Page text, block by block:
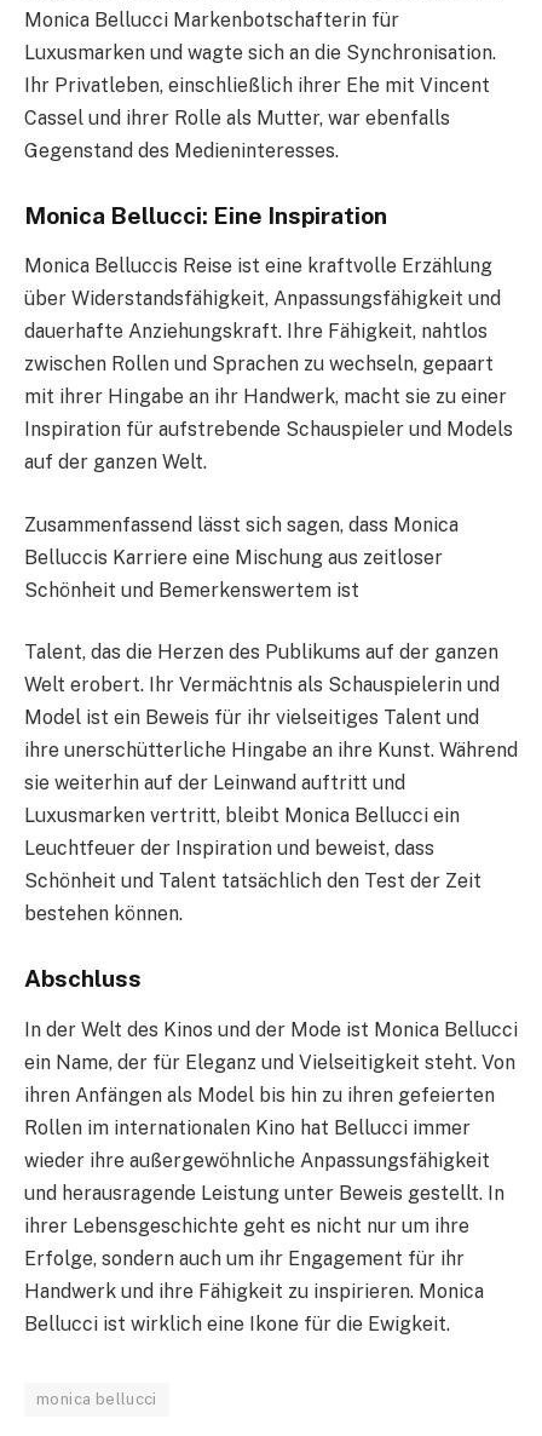
Monica Bellucci Markenbotschafterin für
Luxusmarken und wagte sich an die Synchronisation.
Ihr Privatleben, einschließlich ihrer Ehe mit Vincent
Cassel und ihrer Rolle als Mutter, war ebenfalls
Gegenstand des Medieninteresses.
Monica Bellucci: Eine Inspiration
Monica Belluccis Reise ist eine kraftvolle Erzählung
über Widerstandsfähigkeit, Anpassungsfähigkeit und
dauerhafte Anziehungskraft. Ihre Fähigkeit, nahtlos
zwischen Rollen und Sprachen zu wechseln, gepaart
mit ihrer Hingabe an ihr Handwerk, macht sie zu einer
Inspiration für aufstrebende Schauspieler und Models
auf der ganzen Welt.
Zusammenfassend lässt sich sagen, dass Monica
Belluccis Karriere eine Mischung aus zeitloser
Schönheit und Bemerkenswertem ist
Talent, das die Herzen des Publikums auf der ganzen
Welt erobert. Ihr Vermächtnis als Schauspielerin und
Model ist ein Beweis für ihr vielseitiges Talent und
ihre unerschütterliche Hingabe an ihre Kunst. Während
sie weiterhin auf der Leinwand auftritt und
Luxusmarken vertritt, bleibt Monica Bellucci ein
Leuchtfeuer der Inspiration und beweist, dass
Schönheit und Talent tatsächlich den Test der Zeit
bestehen können.
Abschluss
In der Welt des Kinos und der Mode ist Monica Bellucci
ein Name, der für Eleganz und Vielseitigkeit steht. Von
ihren Anfängen als Model bis hin zu ihren gefeierten
Rollen im internationalen Kino hat Bellucci immer
wieder ihre außergewöhnliche Anpassungsfähigkeit
und herausragende Leistung unter Beweis gestellt. In
ihrer Lebensgeschichte geht es nicht nur um ihre
Erfolge, sondern auch um ihr Engagement für ihr
Handwerk und ihre Fähigkeit zu inspirieren. Monica
Bellucci ist wirklich eine Ikone für die Ewigkeit.
monica bellucci